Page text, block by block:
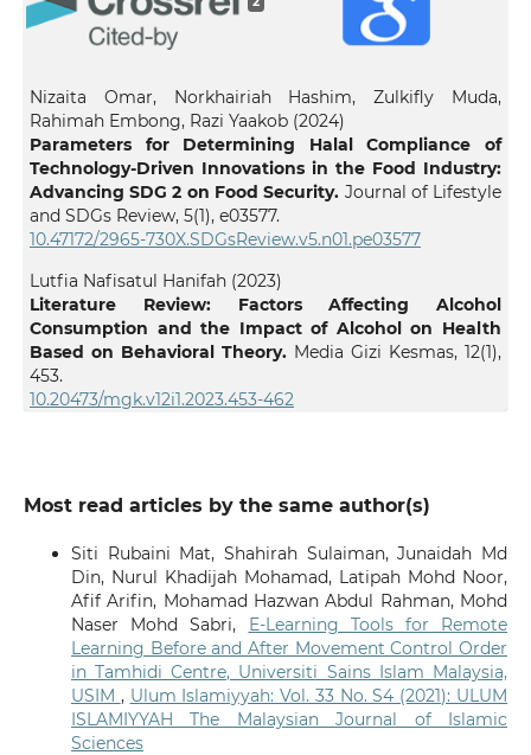
Nizaita Omar, Norkhairiah Hashim, Zulkifly Muda,
Rahimah Embong, Razi Yaakob (2024)
Parameters for Determining Halal Compliance of
Technology-Driven Innovations in the Food Industry:
Advancing SDG 2 on Food Security. Journal of Lifestyle
and SDGs Review, 5(1), e03577.
10.47172/2965-730X.SDGsReview.v5.n01.pe03577
Lutfia Nafisatul Hanifah (2023)
Literature Review: Factors Affecting Alcohol
Consumption and the Impact of Alcohol on Health
Based on Behavioral Theory. Media Gizi Kesmas,12(1),
453.
10.20473/mgk.v12i1.2023.453-462
Most read articles by the same author(s)
Siti Rubaini Mat, Shahirah Sulaiman, Junaidah Md
Din, Nurul Khadijah Mohamad, Latipah Mohd Noor,
Afif Arifin, Mohamad Hazwan Abdul Rahman, Mohd
Naser Mohd Sabri, E-Learning Tools for Remote
Learning Before and After Movement Control Order
in Tamhidi Centre, Universiti Sains Islam Malaysia,
USIM , Ulum Islamiyyah: Vol. 33 No. S4 (2021): ULUM
ISLAMIYYAH The Malaysian Journal of Islamic
Sciences